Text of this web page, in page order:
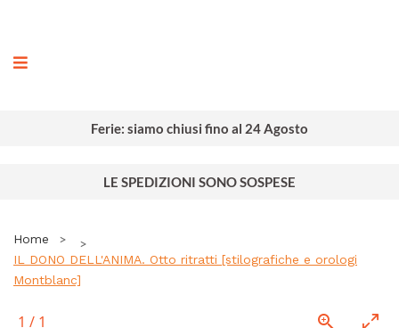
Ferie: siamo chiusi fino al 24 Agosto
LE SPEDIZIONI SONO SOSPESE
Home
IL DONO DELL'ANIMA. Otto ritratti [stilografiche e orologi
Montblanc]
1 / 1